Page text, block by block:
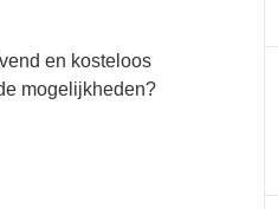
en kosteloos
mogelijkheden?